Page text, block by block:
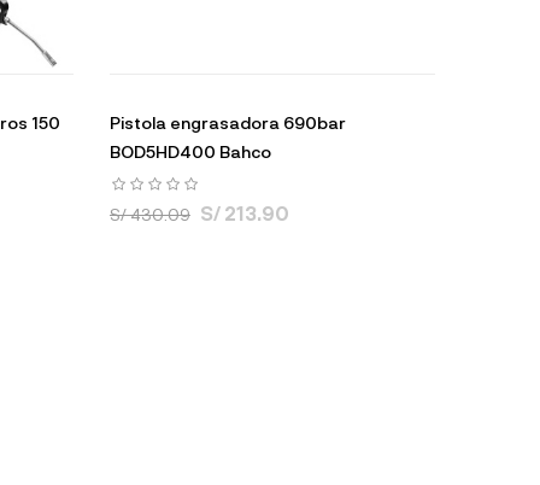
150
Pistola engrasadora 690bar
BOD5HD400 Bahco
S/ 430.09 S/ 213.90